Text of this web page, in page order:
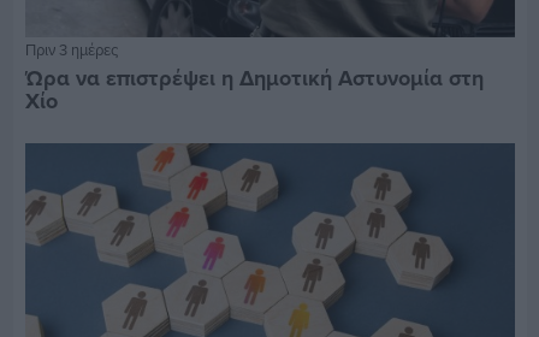
Πριν 3 ημέρες
Ώρα να επιστρέψει η Δημοτική Αστυνομία στη
Χίο